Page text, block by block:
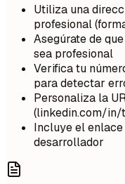
Utiliza una
profesional
Asegúrate de
sea profesional
Verifica tu
para detectar
Personaliza la
(linkedin.com/in/
Incluye el
desarrollador